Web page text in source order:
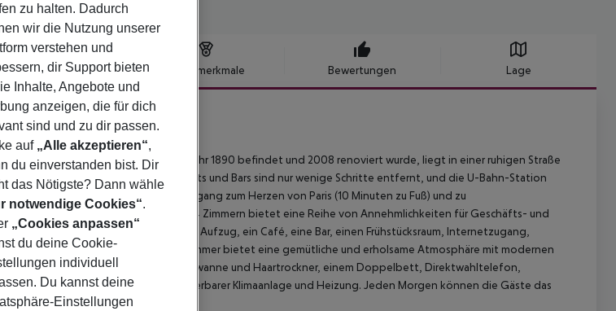
Hotelmerkmale Bewertungen Lage
das sich in einem Gebäude aus dem Jahr 1890 befindet und 2008 renoviert wurde, liegt in einer ruhigen Straße
und der großen Kaufhäuser. Restaurants und Bars sind nur wenige Schritte entfernt, und die U-Bahn-Station
entfernt, was einen einfachen Zugang zum Herzen von Paris (10 Minuten zu Fuß) und zu
ermöglicht. Dieses Hotel mit 24 Zimmern bietet eine Reihe von Annehmlichkeiten für Geschäfts- und
24-Stunden-Rezeption, Klimaanlage, Aufzug, ein Café, eine Bar, einen Frühstücksraum, Internetzugang,
Jedes individuell eingerichtete Zimmer bietet eine gemütliche und erholsame Atmosphäre mit modernen
Badezimmer mit Dusche/Badewanne und Haartrockner, einem Doppelbett, Direktwahltelefon,
Kühlschrank sowie individuell regulierbarer Klimaanlage und Heizung. Jeden Morgen können die Gäste das
zu halten. Dadurch
wir die Nutzung unserer
verstehen und
dir Support bieten
Inhalte, Angebote und
anzeigen, die für dich
sind und zu dir passen.
auf „Alle akzeptieren“,
du einverstanden bist. Dir
das Nötigste? Dann wähle
notwendige Cookies“.
„Cookies anpassen“
du deine Cookie-
individuell
Du kannst deine
Einstellungen